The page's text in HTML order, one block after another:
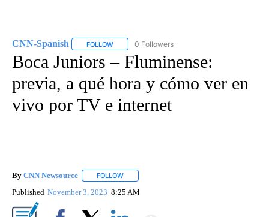
CNN-Spanish FOLLOW FOLLOW "CNN-SPANISH" TO RECEIVE
0 Followers
Boca Juniors – Fluminense:
previa, a qué hora y cómo ver en
vivo por TV e internet
By CNN Newsource FOLLOW
Published November 3, 2023 8:25 AM